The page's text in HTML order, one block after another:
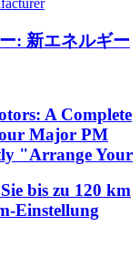
: 新エネルギー
A Complete
Major PM
"Arrange Your
bis zu 120 km
Einstellung